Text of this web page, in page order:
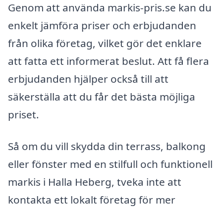
Genom att använda markis-pris.se kan du
enkelt jämföra priser och erbjudanden
från olika företag, vilket gör det enklare
att fatta ett informerat beslut. Att få flera
erbjudanden hjälper också till att
säkerställa att du får det bästa möjliga
priset.
Så om du vill skydda din terrass, balkong
eller fönster med en stilfull och funktionell
markis i Halla Heberg, tveka inte att
kontakta ett lokalt företag för mer